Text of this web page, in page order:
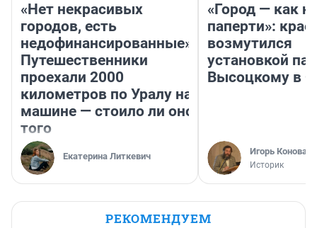
«Нет некрасивых
городов, есть
недофинансированные».
Путешественники
проехали 2000
километров по Уралу на
машине — стоило ли оно
того
Екатерина Литкевич
«Город — как
паперти»:
возмутился
установкой
Высоцкому в
Игорь
Историк
РЕКОМЕНДУЕМ